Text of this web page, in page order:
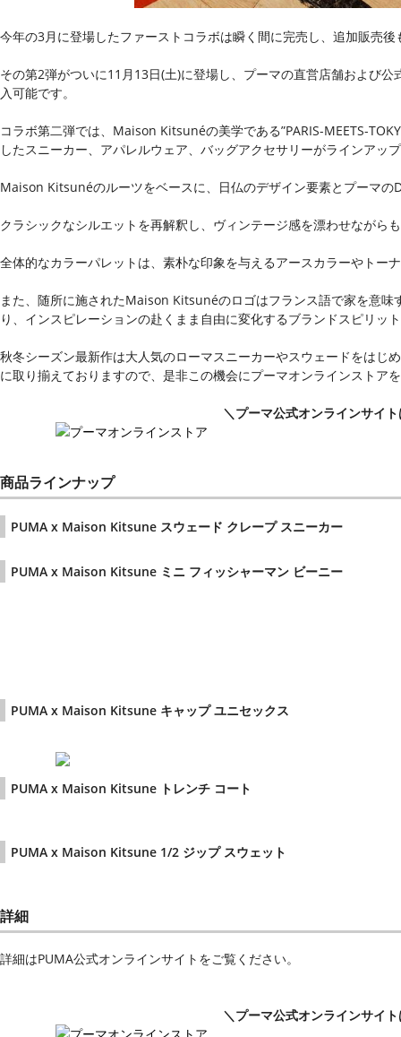
今年の3月に登場したファーストコラボは瞬く間に完売し、追加販売
その第2弾がついに11月13日(土)に登場し、プーマの直営店舗および
入可能です。
コラボ第二弾では、Maison Kitsunéの美学である”PARIS-MEETS-
したスニーカー、アパレルウェア、バッグアクセサリーがラインアッ
Maison Kitsunéのルーツをベースに、日仏のデザイン要素とプーマの
クラシックなシルエットを再解釈し、ヴィンテージ感を漂わせながら
全体的なカラーパレットは、素朴な印象を与えるアースカラーやトー
また、随所に施されたMaison Kitsunéのロゴはフランス語で家を意味
り、インスピレーションの赴くまま自由に変化するブランドスピリッ
秋冬シーズン最新作は大人気のローマスニーカーやスウェードをはじ
に取り揃えておりますので、是非この機会にプーマオンラインストア
＼プーマ公式オンラインサイ
商品ラインナップ
PUMA x Maison Kitsune スウェード クレープ スニーカー
PUMA x Maison Kitsune ミニ フィッシャーマン ビーニー
PUMA x Maison Kitsune キャップ ユニセックス
PUMA x Maison Kitsune トレンチ コート
PUMA x Maison Kitsune 1/2 ジップ スウェット
詳細
詳細はPUMA公式オンラインサイトをご覧ください。
＼プーマ公式オンラインサイ